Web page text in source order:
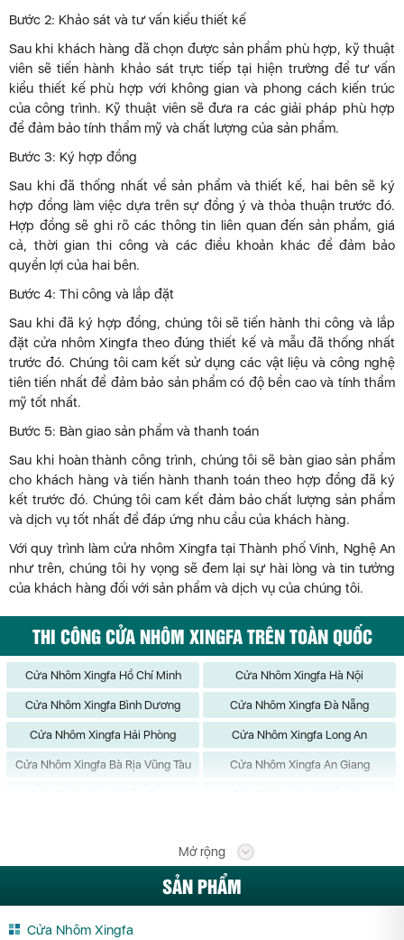
Bước 2: Khảo sát và tư vấn kiểu thiết kế
Sau khi khách hàng đã chọn được sản phẩm phù hợp, kỹ thuật
viên sẽ tiến hành khảo sát trực tiếp tại hiện trường để tư vấn
kiểu thiết kế phù hợp với không gian và phong cách kiến trúc
của công trình. Kỹ thuật viên sẽ đưa ra các giải pháp phù hợp
để đảm bảo tính thẩm mỹ và chất lượng của sản phẩm.
Bước 3: Ký hợp đồng
Sau khi đã thống nhất về sản phẩm và thiết kế, hai bên sẽ ký
hợp đồng làm việc dựa trên sự đồng ý và thỏa thuận trước đó.
Hợp đồng sẽ ghi rõ các thông tin liên quan đến sản phẩm, giá
cả, thời gian thi công và các điều khoản khác để đảm bảo
quyền lợi của hai bên.
Bước 4: Thi công và lắp đặt
Sau khi đã ký hợp đồng, chúng tôi sẽ tiến hành thi công và lắp
đặt cửa nhôm Xingfa theo đúng thiết kế và mẫu đã thống nhất
trước đó. Chúng tôi cam kết sử dụng các vật liệu và công nghệ
tiên tiến nhất để đảm bảo sản phẩm có độ bền cao và tính thẩm
mỹ tốt nhất.
Bước 5: Bàn giao sản phẩm và thanh toán
Sau khi hoàn thành công trình, chúng tôi sẽ bàn giao sản phẩm
cho khách hàng và tiến hành thanh toán theo hợp đồng đã ký
kết trước đó. Chúng tôi cam kết đảm bảo chất lượng sản phẩm
và dịch vụ tốt nhất để đáp ứng nhu cầu của khách hàng.
Với quy trình làm cửa nhôm Xingfa tại Thành phố Vinh, Nghệ An
như trên, chúng tôi hy vọng sẽ đem lại sự hài lòng và tin tưởng
của khách hàng đối với sản phẩm và dịch vụ của chúng tôi.
THI CÔNG CỬA NHÔM XINGFA TRÊN TOÀN QUỐC
Cửa Nhôm Xingfa Hồ Chí Minh Cửa Nhôm Xingfa Hà Nội
Cửa Nhôm Xingfa Bình Dương Cửa Nhôm Xingfa Đà Nẵng
Cửa Nhôm Xingfa Hải Phòng Cửa Nhôm Xingfa Long An
Cửa Nhôm Xingfa Bà Rịa Vũng Tàu Cửa Nhôm Xingfa An Giang
Cửa Nhôm Xingfa Bình Định
Cửa Nhôm Xingfa Bình Phước Cửa Nhôm Xingfa Bình Thuận
Mở rộng
SẢN PHẨM
Cửa Nhôm Xingfa